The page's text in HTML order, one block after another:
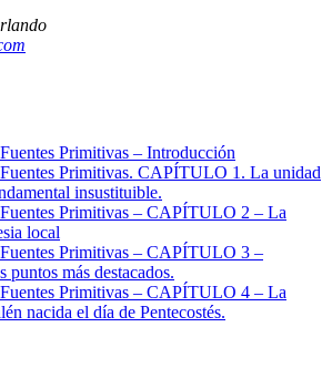
Primitivas – Introducción
Primitivas. CAPÍTULO 1. La unidad
insustituible.
Primitivas – CAPÍTULO 2 – La
local
Primitivas – CAPÍTULO 3 –
puntos más destacados.
Primitivas – CAPÍTULO 4 – La
nacida el día de Pentecostés.